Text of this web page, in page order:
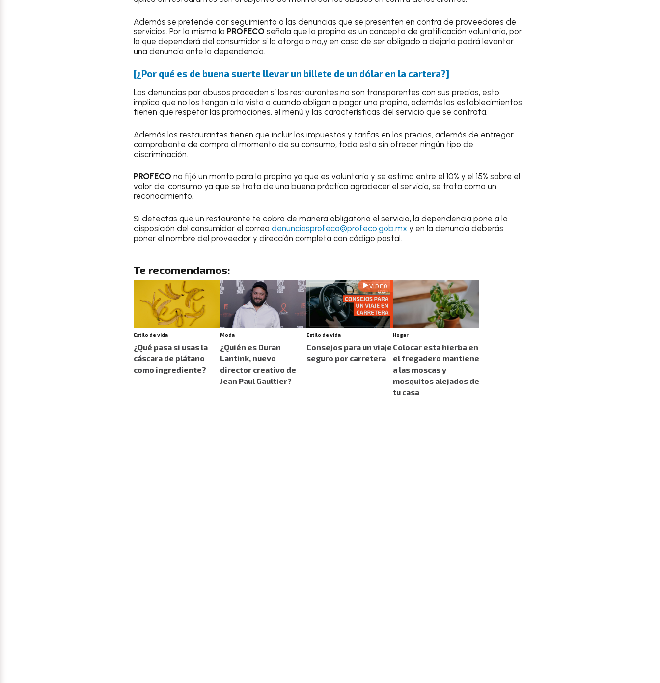
Además se pretende dar seguimiento a las denuncias que se presenten en contra de proveedores de
servicios. Por lo mismo la PROFECO señala que la propina es un concepto de gratificación voluntaria, por
lo que dependerá del consumidor si la otorga o no,y en caso de ser obligado a dejarla podrá levantar
una denuncia ante la dependencia.
[¿Por qué es de buena suerte llevar un billete de un dólar en la cartera?]
Las denuncias por abusos proceden si los restaurantes no son transparentes con sus precios, esto
implica que no los tengan a la vista o cuando obligan a pagar una propina, además los establecimientos
tienen que respetar las promociones, el menú y las características del servicio que se contrata.
Además los restaurantes tienen que incluir los impuestos y tarifas en los precios, además de entregar
comprobante de compra al momento de su consumo, todo esto sin ofrecer ningún tipo de
discriminación.
PROFECO no fijó un monto para la propina ya que es voluntaria y se estima entre el 10% y el 15% sobre el
valor del consumo ya que se trata de una buena práctica agradecer el servicio, se trata como un
reconocimiento.
Si detectas que un restaurante te cobra de manera obligatoria el servicio, la dependencia pone a la
disposición del consumidor el correo denunciasprofeco@profeco.gob.mx y en la denuncia deberás
poner el nombre del proveedor y dirección completa con código postal.
Te recomendamos:
Estilo de vida
¿Qué pasa si usas la
cáscara de plátano
como ingrediente?
Moda
¿Quién es Duran
Lantink, nuevo
director creativo de
Jean Paul Gaultier?
VIDEO
Estilo de vida
Consejos para un viaje
seguro por carretera
Hogar
Colocar esta hierba en
el fregadero mantiene
a las moscas y
mosquitos alejados de
tu casa